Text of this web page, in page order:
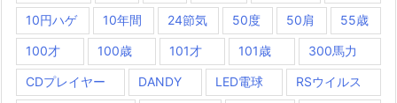
10円ハゲ 10年間 24節気 50度 50肩 55歳
100才 100歳 101才 101歳 300馬力
CDプレイヤー DANDY LED電球 RSウイルス